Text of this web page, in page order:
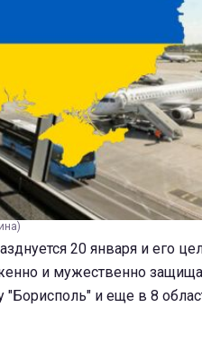
20 января и его
и мужественно
"Борисполь" и еще в 8